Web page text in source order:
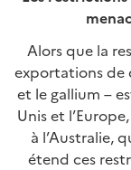
Alors que la
exportations de
et le gallium –
Unis et
à l’Australie,
étend ces